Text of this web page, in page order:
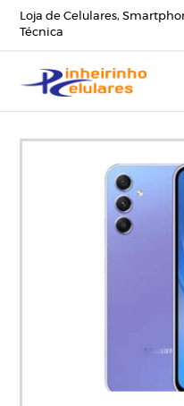
Loja de Celulares,
Técnica